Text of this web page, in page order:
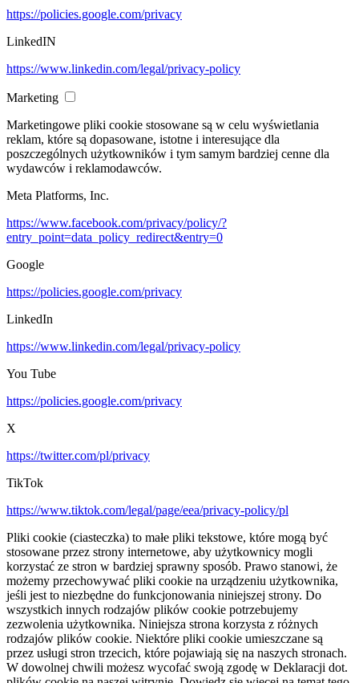
https://policies.google.com/privacy
LinkedIN
https://www.linkedin.com/legal/privacy-policy
Marketing
Marketingowe pliki cookie stosowane są w celu wyświetlania
reklam, które są dopasowane, istotne i interesujące dla
poszczególnych użytkowników i tym samym bardziej cenne dla
wydawców i reklamodawców.
Meta Platforms, Inc.
https://www.facebook.com/privacy/policy/?
entry_point=data_policy_redirect&entry=0
Google
https://policies.google.com/privacy
LinkedIn
https://www.linkedin.com/legal/privacy-policy
You Tube
https://policies.google.com/privacy
X
https://twitter.com/pl/privacy
TikTok
https://www.tiktok.com/legal/page/eea/privacy-policy/pl
Pliki cookie (ciasteczka) to małe pliki tekstowe, które mogą być
stosowane przez strony internetowe, aby użytkownicy mogli
korzystać ze stron w bardziej sprawny sposób. Prawo stanowi, że
możemy przechowywać pliki cookie na urządzeniu użytkownika,
jeśli jest to niezbędne do funkcjonowania niniejszej strony. Do
wszystkich innych rodzajów plików cookie potrzebujemy
zezwolenia użytkownika. Niniejsza strona korzysta z różnych
rodzajów plików cookie. Niektóre pliki cookie umieszczane są
przez usługi stron trzecich, które pojawiają się na naszych stronach.
W dowolnej chwili możesz wycofać swoją zgodę w Deklaracji dot.